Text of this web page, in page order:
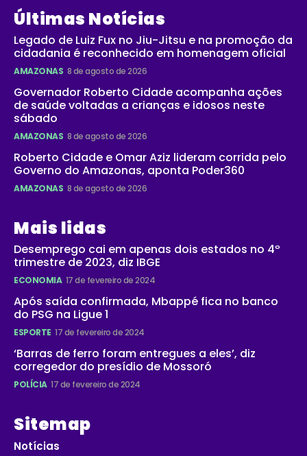
Últimas Notícias
Legado de Luiz Fux no Jiu-Jitsu e na promoção da
cidadania é reconhecido em homenagem oficial
AMAZONAS 8 de agosto de 2026
Governador Roberto Cidade acompanha ações
de saúde voltadas a crianças e idosos neste
sábado
AMAZONAS 8 de agosto de 2026
Roberto Cidade e Omar Aziz lideram corrida pelo
Governo do Amazonas, aponta Poder360
AMAZONAS 8 de agosto de 2026
Mais lidas
Desemprego cai em apenas dois estados no 4º
trimestre de 2023, diz IBGE
ECONOMIA 17 de fevereiro de 2024
Após saída confirmada, Mbappé fica no banco
do PSG na Ligue 1
ESPORTE 17 de fevereiro de 2024
‘Barras de ferro foram entregues a eles’, diz
corregedor do presídio de Mossoró
POLÍCIA 17 de fevereiro de 2024
Sitemap
Notícias